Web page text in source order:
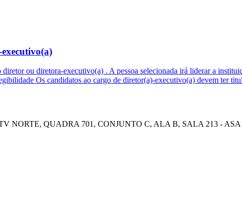
ou diretora-executivo(a) . A pessoa selecionada irá liderar a
Os candidatos ao cargo de diretor(a)-executivo(a) devem ter
NORTE, QUADRA 701, CONJUNTO C, ALA B, SALA 213 -